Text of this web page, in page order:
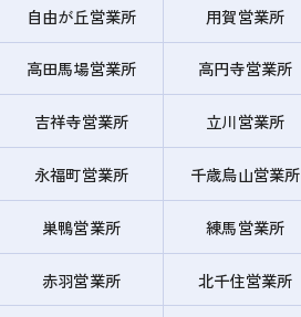
自由が丘営業所 用賀営業所
高田馬場営業所 高円寺営業所
吉祥寺営業所 立川営業所
永福町営業所 千歳烏山営業所
巣鴨営業所 練馬営業所
赤羽営業所 北千住営業所